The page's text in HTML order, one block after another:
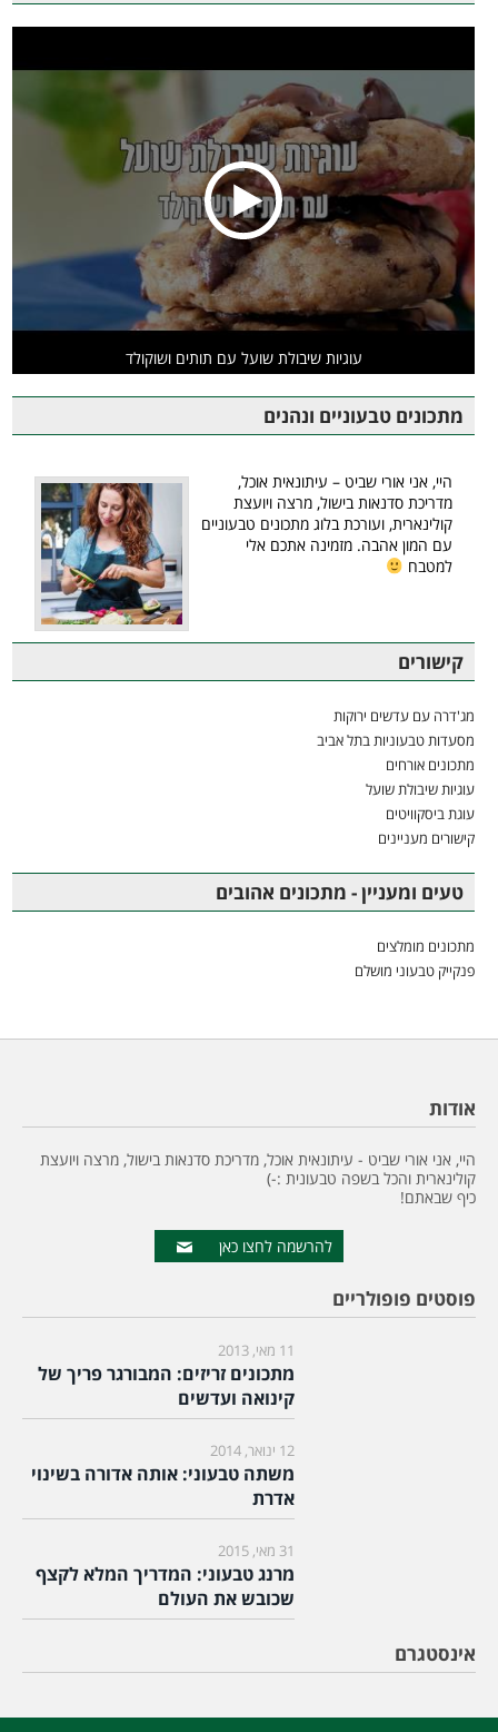
עוגיות שיבולת שועל עם תותים ושוקולד
מתכונים טבעוניים ונהנים
היי, אני אורי שביט – עיתונאית אוכל,
מדריכת סדנאות בישול, מרצה ויועצת
קולינארית, ועורכת בלוג מתכונים טבעוניים
עם המון אהבה. מזמינה אתכם אלי
למטבח
קישורים
מג'דרה עם עדשים ירוקות
מסעדות טבעוניות בתל אביב
מתכונים אורחים
עוגיות שיבולת שועל
עוגת ביסקוויטים
קישורים מעניינים
טעים ומעניין - מתכונים אהובים
מתכונים מומלצים
פנקייק טבעוני מושלם
אודות
היי, אני אורי שביט - עיתונאית אוכל, מדריכת סדנאות בישול, מרצה ויועצת
קולינארית והכל בשפה טבעונית :-)
כיף שבאתם!
להרשמה לחצו כאן
פוסטים פופולריים
11 מאי, 2013
מתכונים זריזים: המבורגר פריך של
קינואה ועדשים
12 ינואר, 2014
משתה טבעוני: אותה אדורה בשינוי
אדרת
31 מאי, 2015
מרנג טבעוני: המדריך המלא לקצף
שכובש את העולם
אינסטגרם